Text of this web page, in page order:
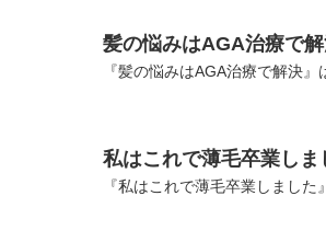
髪の悩みはAGA治療で解
『髪の悩みはAGA治療で解決
私はこれで薄毛卒業しま
『私はこれで薄毛卒業しまし